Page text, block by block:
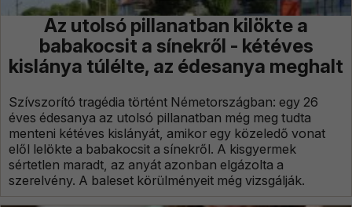
Az utolsó pillanatban kilökte a
babakocsit a sínekről - kétéves
kislánya túlélte, az édesanya meghalt
Szívszorító tragédia történt Németországban: egy 26
éves édesanya az utolsó pillanatban még meg tudta
menteni kétéves kislányát, amikor egy közeledő vonat
elől lelökte a babakocsit a sínekről. A kisgyermek
sértetlen maradt, az anyát azonban elgázolta a
szerelvény. A baleset körülményeit még vizsgálják.